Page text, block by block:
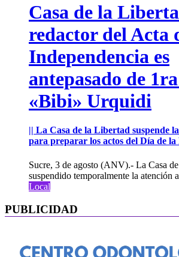
Casa de la
redactor del Acta
Independencia es
antepasado de
«Bibi» Urquidi
|| La Casa de la Libertad suspende
para preparar los actos del Día de la
Sucre, 3 de agosto (ANV).- La Casa
suspendido temporalmente la atención
Local
PUBLICIDAD